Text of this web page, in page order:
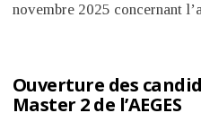
novembre 2025 concernant
Ouverture des
Master 2 de l’AEGES